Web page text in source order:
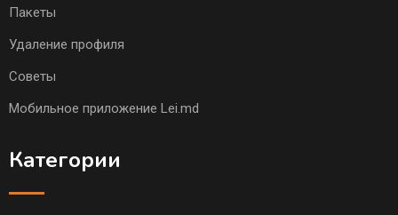
Пакеты
Удаление профиля
Советы
Мобильное приложение Lei.md
Категории